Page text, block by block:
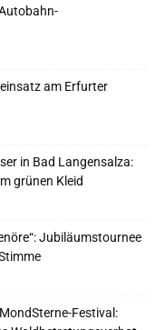
am Erfurter
in Bad Langensalza:
grünen Kleid
Jubiläumstournee
Festival: